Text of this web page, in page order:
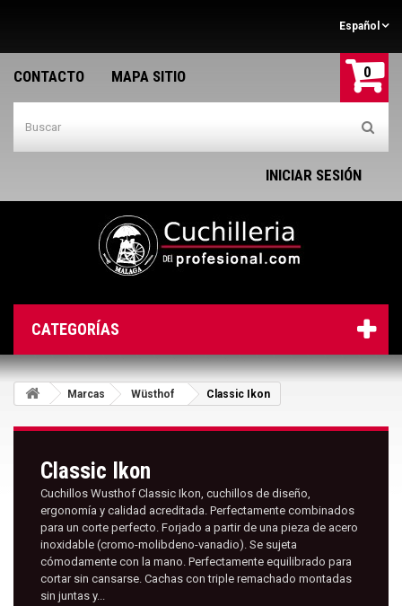
Español
CONTACTO MAPA SITIO 0
INICIAR SESIÓN
CATEGORÍAS
Marcas Wüsthof Classic Ikon
Classic Ikon
Cuchillos Wusthof Classic Ikon, cuchillos de diseño,
ergonomía y calidad acreditada. Perfectamente combinados
para un corte perfecto. Forjado a partir de una pieza de acero
inoxidable (cromo-molibdeno-vanadio). Se sujeta
cómodamente con la mano. Perfectamente equilibrado para
cortar sin cansarse. Cachas con triple remachado montadas
sin juntas y...